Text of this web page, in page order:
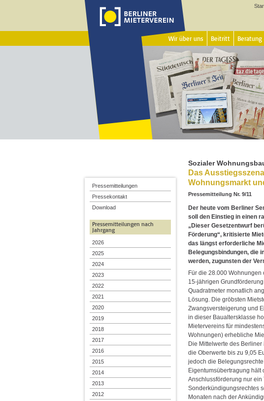
Wir über uns Beitritt Beratung
Sozialer
Das
Wohnungsmarkt
Pressemitteilung Nr. 9/11
Der heute vom Berliner
soll den Einstieg in einen
„Dieser Gesetzentwurf
Förderung“, kritisierte
das längst erforderliche
Belegungsbindungen, die
werden, zugunsten der
Für die 28.000
15-jährigen
Quadratmeter monatlich
Lösung. Die gröbsten
Zwangsversteigerung und
in dieser Baualtersklasse
Mietervereins für
Wohnungen) erhebliche
Die Mittelwerte des
die Oberwerte bis zu 9,05
jedoch die
Eigentumsübertragung hält
Anschlussförderung nur
Sonderkündigungsrechtes
Monaten nach der
Pressemitteilungen
Pressekontakt
Download
Pressemitteilungen nach
Jahrgang
2026
2025
2024
2023
2022
2021
2020
2019
2018
2017
2016
2015
2014
2013
2012